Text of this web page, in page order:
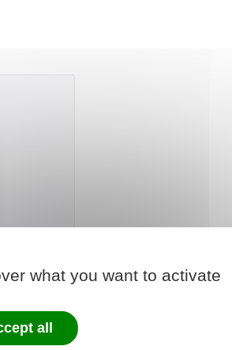
what you want to activate
all